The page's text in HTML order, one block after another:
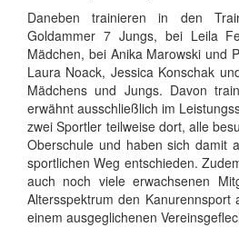
Daneben trainieren in den
Goldammer 7 Jungs, bei Leila
Mädchen, bei Anika Marowski und
Laura Noack, Jessica Konschak
Mädchens und Jungs. Davon
erwähnt ausschließlich im
zwei Sportler teilweise dort, alle
Oberschule und haben sich damit
sportlichen Weg entschieden.
auch noch viele erwachsenen
Altersspektrum den
einem ausgeglichenen